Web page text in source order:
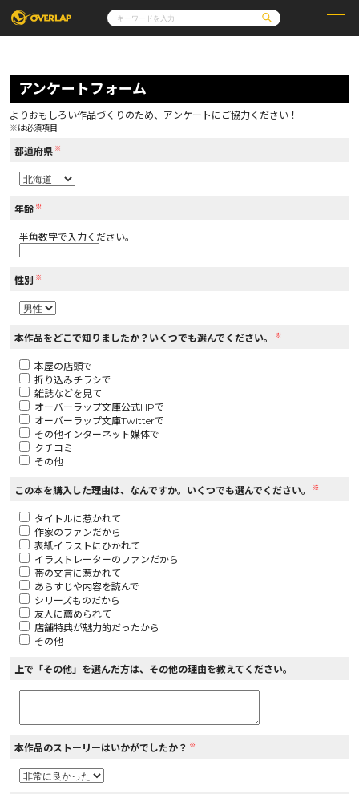
コミック
コミックガルド
コミッククリエ
LiQulle
ラブパルフェ
ライトノベル
ロサージュノベルス
その他
コミックエッセイ
通販・NEWS
OVERLAP STORE
アクセス
オーバーラップホールディングス
コミックパルフェ
アンケートフォーム
よりおもしろい作品づくりのため、アンケートにご協力ください！
※は必須項目
都道府県 ※
年齢 ※
半角数字で入力ください。
性別 ※
本作品をどこで知りましたか？いくつでも選んでください。 ※
本屋の店頭で
折り込みチラシで
雑誌などを見て
オーバーラップ文庫公式HPで
オーバーラップ文庫Twitterで
その他インターネット媒体で
クチコミ
その他
この本を購入した理由は、なんですか。いくつでも選んでください。 ※
タイトルに惹かれて
作家のファンだから
表紙イラストにひかれて
イラストレーターのファンだから
帯の文言に惹かれて
あらすじや内容を読んで
シリーズものだから
友人に薦められて
店舗特典が魅力的だったから
その他
上で「その他」を選んだ方は、その他の理由を教えてください。
本作品のストーリーはいかがでしたか？ ※